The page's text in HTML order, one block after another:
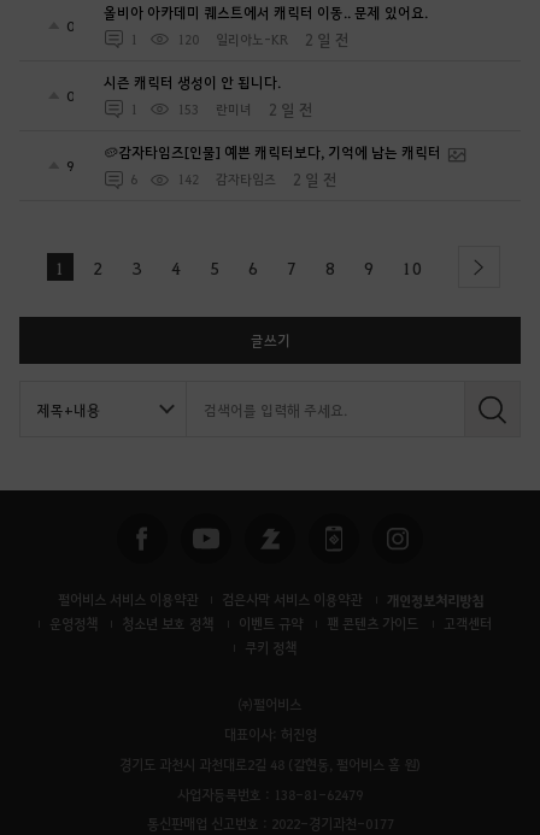
0
올비아 아카데미 퀘스트에서 캐릭터 이동.. 문제 있어요.
1 120 일리아노-KR 2 일 전
0
시즌 캐릭터 생성이 안 됩니다.
1 153 란미녀 2 일 전
9
🥔감자타임즈[인물] 예쁜 캐릭터보다, 기억에 남는 캐릭터
6 142 감자타임즈 2 일 전
1 2 3 4 5 6 7 8 9 10 next
글쓰기
검
펄어비스 서비스 이용약관 검은사막 서비스 이용약관 개인정보처리방침
운영정책 청소년 보호 정책 이벤트 규약 팬 콘텐츠 가이드
고객센터
쿠키 정책
㈜펄어비스
대표이사: 허진영
경기도 과천시 과천대로2길 48 (갈현동, 펄어비스 홈 원)
사업자등록번호 : 138-81-62479
통신판매업 신고번호 : 2022-경기과천-0177